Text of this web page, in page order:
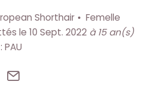
Shorthair
Femelle
le 10 Sept. 2022 à 15 an(s)
PAU